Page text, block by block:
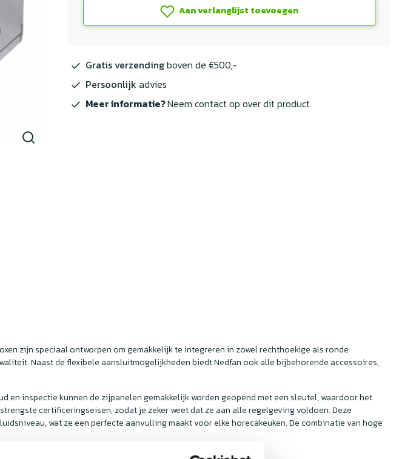
Aan verlanglijst toevoegen
Gratis verzendingboven de €500,-
Persoonlijk advies
Meer informatie?Neem contact op over dit product
zijn speciaal ontworpen om gemakkelijk te integreren in zowel rechthoekige als ronde
Naast de flexibele aansluitmogelijkheden biedt Nedfan ook alle bijbehorende accessoires,
inspectie kunnen de zijpanelen gemakkelijk worden geopend met een sleutel, waardoor het
certificeringseisen, zodat je zeker weet dat ze aan alle regelgeving voldoen. Deze
wat ze een perfecte aanvulling maakt voor elke horecakeuken. De combinatie van hoge